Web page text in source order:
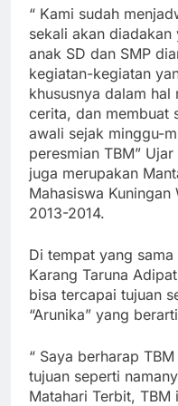
“ Kami sudah
sekali akan
anak SD dan SMP
kegiatan-kegiatan
khususnya dalam
cerita, dan membuat
awali sejak minggu-
peresmian TBM”
juga merupakan
Mahasiswa
2013-2014.
Di tempat yang
Karang Taruna
bisa tercapai tujuan
“Arunika” yang
“ Saya berharap
tujuan seperti
Matahari Terbit, TBM